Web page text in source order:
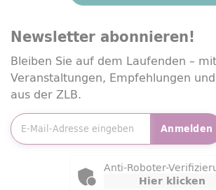
Newsletter abonnieren!
Bleiben Sie auf dem Laufenden –
Veranstaltungen, Empfehlungen
aus der ZLB.
Anmelden
Friendly Captcha
Anti-Roboter-
Hier klicken